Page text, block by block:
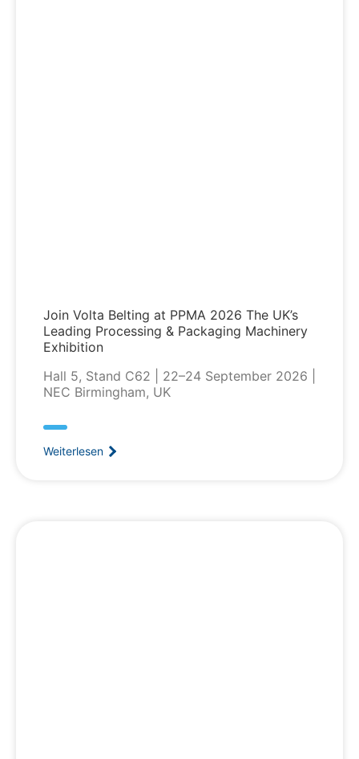
Join Volta Belting at PPMA 2026 The UK’s
Leading Processing & Packaging Machinery
Exhibition
Hall 5, Stand C62 | 22–24 September 2026 |
NEC Birmingham, UK
Weiterlesen